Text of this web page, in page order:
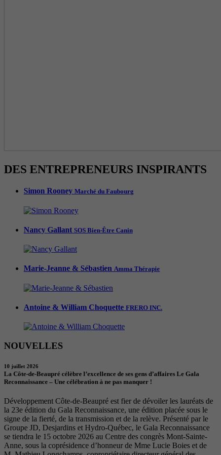
DES ENTREPRENEURS INSPIRANTS
Simon Rooney Marché du Faubourg
Nancy Gallant SOS Bien-Être Canin
Marie-Jeanne & Sébastien Amma Thérapie
Antoine & William Choquette FRERO INC.
NOUVELLES
10 juillet 2026
La Côte-de-Beaupré célèbre l’excellence de ses gens d’affaires Le Gala
Reconnaissance – Une célébration à ne pas manquer !
Développement Côte-de-Beaupré est fier de dévoiler les lauréats de
la 23e édition du Gala Reconnaissance, une édition placée sous le
signe de la fierté, de la transmission et de la relève. Présenté par le
Groupe JD, Desjardins et Hydro-Québec, le Gala Reconnaissance
se tiendra le 15 octobre 2026 au Centre des congrès Mont-Sainte-
Anne, sous la coprésidence d’honneur de Mme Lucie Boies et de